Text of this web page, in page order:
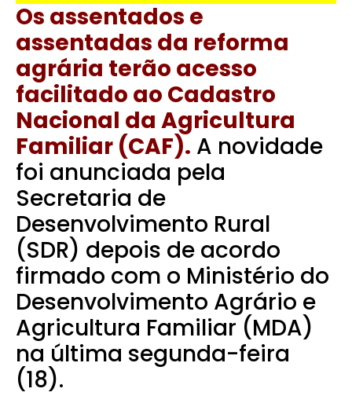
Os assentados e
assentadas da reforma
agrária terão acesso
facilitado ao Cadastro
Nacional da Agricultura
Familiar (CAF). A novidade
foi anunciada pela
Secretaria de
Desenvolvimento Rural
(SDR) depois de acordo
firmado com o Ministério do
Desenvolvimento Agrário e
Agricultura Familiar (MDA)
na última segunda-feira
(18).